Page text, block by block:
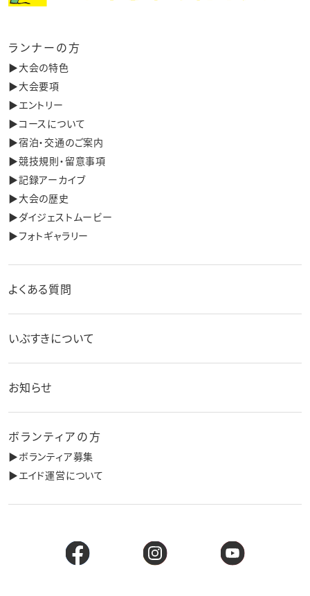
ランナーの方
▶︎大会の特色
▶︎大会要項
▶︎エントリー
▶︎コースについて
▶︎宿泊・交通のご案内
▶︎競技規則・留意事項
▶︎記録アーカイブ
▶︎大会の歴史
▶︎ダイジェストムービー
▶︎フォトギャラリー
よくある質問
いぶすきについて
お知らせ
ボランティアの方
▶︎ボランティア募集
▶︎エイド運営について